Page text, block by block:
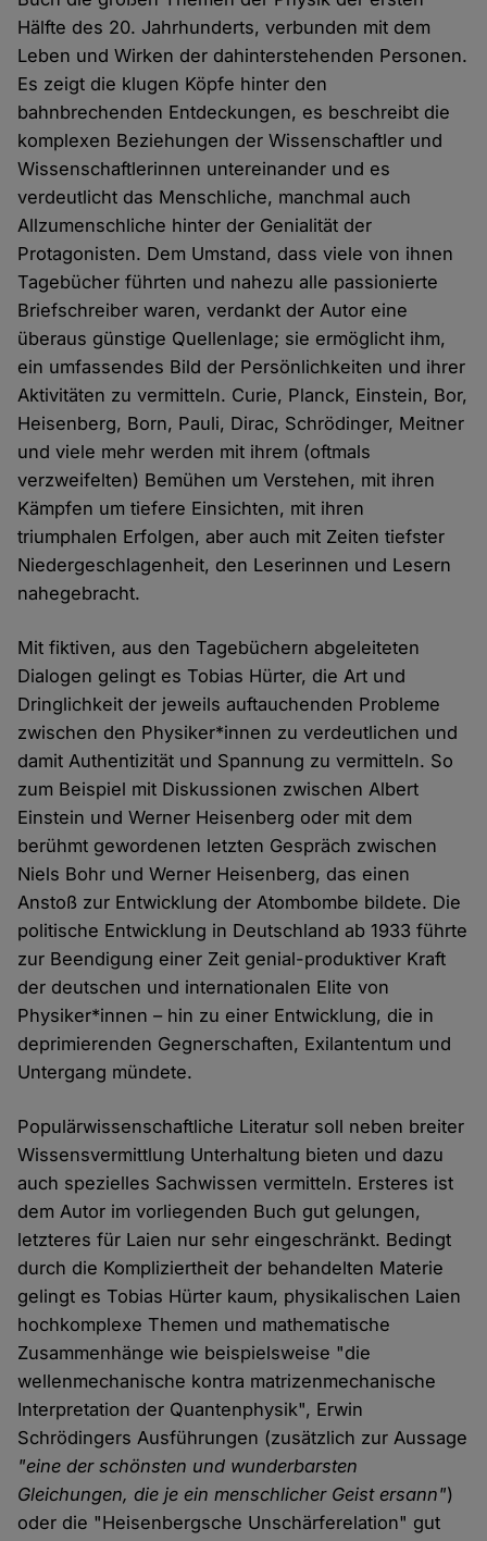
Hälfte des 20. Jahrhunderts, verbunden mit dem
Leben und Wirken der dahinterstehenden Personen.
Es zeigt die klugen Köpfe hinter den
bahnbrechenden Entdeckungen, es beschreibt die
komplexen Beziehungen der Wissenschaftler und
Wissenschaftlerinnen untereinander und es
verdeutlicht das Menschliche, manchmal auch
Allzumenschliche hinter der Genialität der
Protagonisten. Dem Umstand, dass viele von ihnen
Tagebücher führten und nahezu alle passionierte
Briefschreiber waren, verdankt der Autor eine
überaus günstige Quellenlage; sie ermöglicht ihm,
ein umfassendes Bild der Persönlichkeiten und ihrer
Aktivitäten zu vermitteln. Curie, Planck, Einstein, Bor,
Heisenberg, Born, Pauli, Dirac, Schrödinger, Meitner
und viele mehr werden mit ihrem (oftmals
verzweifelten) Bemühen um Verstehen, mit ihren
Kämpfen um tiefere Einsichten, mit ihren
triumphalen Erfolgen, aber auch mit Zeiten tiefster
Niedergeschlagenheit, den Leserinnen und Lesern
nahegebracht.
Mit fiktiven, aus den Tagebüchern abgeleiteten
Dialogen gelingt es Tobias Hürter, die Art und
Dringlichkeit der jeweils auftauchenden Probleme
zwischen den Physiker*innen zu verdeutlichen und
damit Authentizität und Spannung zu vermitteln. So
zum Beispiel mit Diskussionen zwischen Albert
Einstein und Werner Heisenberg oder mit dem
berühmt gewordenen letzten Gespräch zwischen
Niels Bohr und Werner Heisenberg, das einen
Anstoß zur Entwicklung der Atombombe bildete. Die
politische Entwicklung in Deutschland ab 1933 führte
zur Beendigung einer Zeit genial-produktiver Kraft
der deutschen und internationalen Elite von
Physiker*innen – hin zu einer Entwicklung, die in
deprimierenden Gegnerschaften, Exilantentum und
Untergang mündete.
Populärwissenschaftliche Literatur soll neben breiter
Wissensvermittlung Unterhaltung bieten und dazu
auch spezielles Sachwissen vermitteln. Ersteres ist
dem Autor im vorliegenden Buch gut gelungen,
letzteres für Laien nur sehr eingeschränkt. Bedingt
durch die Kompliziertheit der behandelten Materie
gelingt es Tobias Hürter kaum, physikalischen Laien
hochkomplexe Themen und mathematische
Zusammenhänge wie beispielsweise "die
wellenmechanische kontra matrizenmechanische
Interpretation der Quantenphysik", Erwin
Schrödingers Ausführungen (zusätzlich zur Aussage
"eine der schönsten und wunderbarsten
Gleichungen, die je ein menschlicher Geist ersann")
oder die "Heisenbergsche Unschärferelation" gut